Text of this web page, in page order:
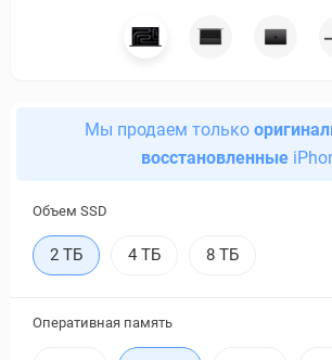
Мы продаем только
восстановленные
Объем SSD
2 ТБ 4 ТБ 8 ТБ
Оперативная память